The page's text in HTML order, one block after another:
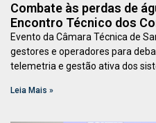
Combate às perdas de
Encontro Técnico dos
Evento da Câmara Técnica de
gestores e operadores para
telemetria e gestão ativa dos
Leia Mais »